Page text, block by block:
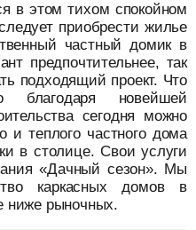
в этом тихом спокойном
приобрести жилье
частный домик в
предпочтительнее, так
подходящий проект. Что
благодаря новейшей
сегодня можно
и теплого частного дома
в столице. Свои услуги
«Дачный сезон». Мы
каркасных домов в
ниже рыночных.